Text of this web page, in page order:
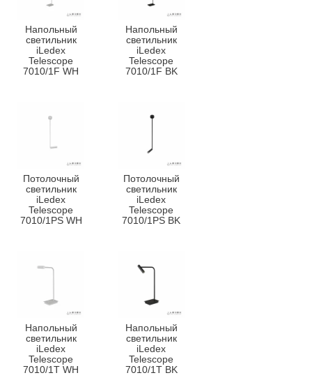
Напольный
светильник
iLedex
Telescope
7010/1F WH
Напольный
светильник
iLedex
Telescope
7010/1F BK
Потолочный
светильник
iLedex
Telescope
7010/1PS WH
Потолочный
светильник
iLedex
Telescope
7010/1PS BK
Напольный
светильник
iLedex
Telescope
7010/1T WH
Напольный
светильник
iLedex
Telescope
7010/1T BK